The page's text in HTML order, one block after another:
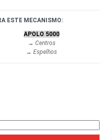
ESTE MECANISMO:
APOLO 5000
→ Centros
→ Espelhos